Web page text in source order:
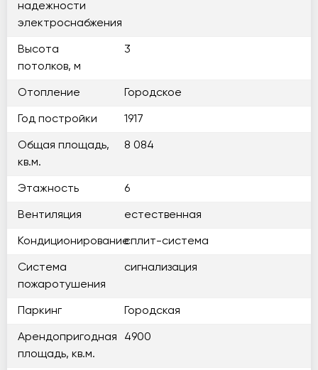
надежности
электроснабжения
Высота
потолков, м
3
Отопление Городское
Год постройки 1917
Общая площадь,
кв.м.
8 084
Этажность 6
Вентиляция естественная
Кондиционированиесплит-система
Система
пожаротушения
сигнализация
Паркинг Городская
Арендопригодная
площадь, кв.м.
4900